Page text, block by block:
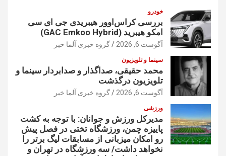
خودرو
بررسی کراس‌اوور هیبریدی جی ای سی
امکو هیبرید (GAC Emkoo Hybrid)
آگوست 6, 2026 گروه خبری آلما خبر
سینما و تلویزیون
محمد حقیقی، صداگذار و صدابردار سینما و
تلویزیون درگذشت
آگوست 6, 2026 گروه خبری آلما خبر
ورزشی
مدیرکل ورزش و جوانان: با توجه به کشت
پاییزه چمن، ورزشگاه تختی در فصل پیش
رو امکان میزبانی از مسابقات لیگ برتر را
نخواهد داشت/ سه ورزشگاه در تهران و